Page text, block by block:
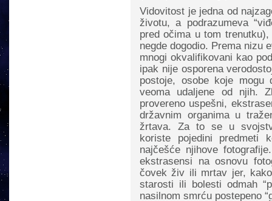
Vidovitost je jedna od
životu, a podrazumeva
pred očima u tom
negde dogodio. Prema nizu
mnogi okvalifikovani kao
ipak nije osporena
postoje, osobe koje mogu
veoma udaljene od njih.
provereno uspešni,
državnim organima u
žrtava. Za to se u
koriste pojedini predmeti
najčešće njihove
ekstrasensi na osnovu
čovek živ ili mrtav jer,
starosti ili bolesti odmah
nasilnom smrću postepeno